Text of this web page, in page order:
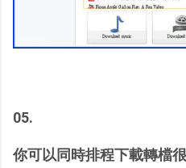
05.
你可以同時排程下載轉檔